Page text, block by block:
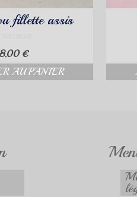
fillette assis
8.00 €
AU PANIER